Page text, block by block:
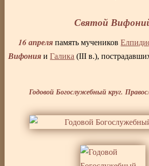
Святой
16 апреля память мучеников
Вифония иГалика (III в.),
Годовой Богослужебный круг.